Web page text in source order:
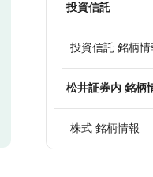
投資信託
投資信託 銘柄情
松井証券内 銘柄
株式 銘柄情報